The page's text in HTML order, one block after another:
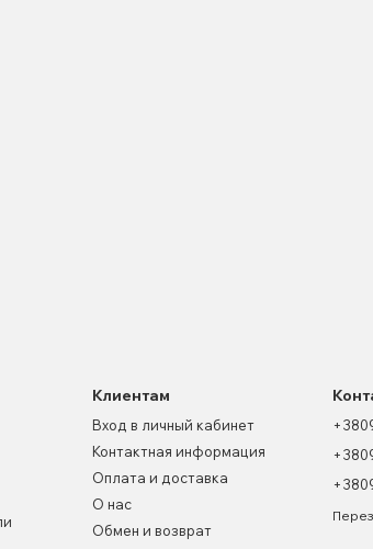
Клиентам
Вход в личный кабинет
Контактная информация
Оплата и доставка
О нас
Обмен и возврат